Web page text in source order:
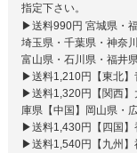
指定下さい。
▶送料990円 宮城県・
埼玉県・千葉県・神奈
富山県・石川県・福井
▶送料1,210円【東北】
▶送料1,320円【関西】
庫県【中国】岡山県・
▶送料1,430円【四国】
▶送料1,540円【九州】